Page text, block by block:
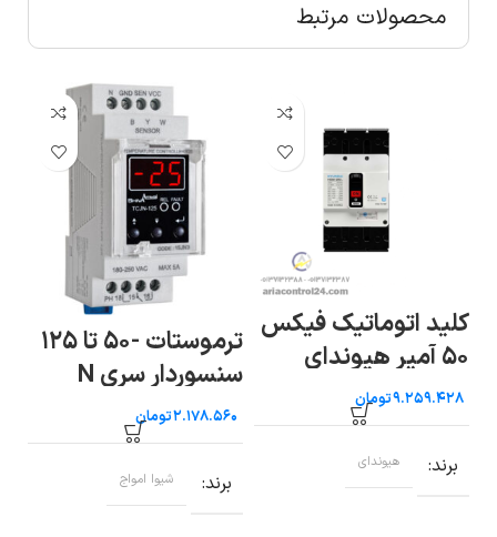
محصولات مرتبط
کلید اتوماتیک فیکس
۵۰ آمپر هیوندای
تومان
برند هیوندای
ترموستات -۵۰ تا ۱۲۵
سنسوردار سری N
شیوا امواج
تومان
برند شیوا امواج